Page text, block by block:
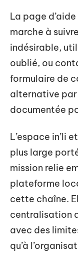
La page
marche à
indésirable,
oublié, ou
formulaire de
alternative par
documentée
L’espace in’li
plus large
mission relie
plateforme
cette chaîne.
centralisation
avec des
qu’à